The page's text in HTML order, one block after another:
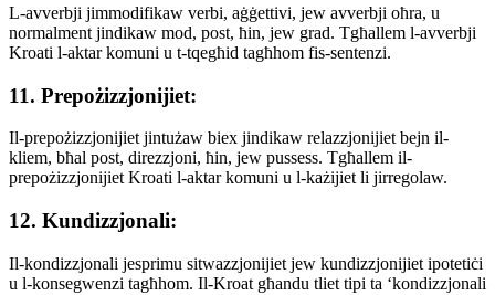
L-avverbji jimmodifikaw verbi, aġġettivi, jew avverbji oħra, u
normalment jindikaw mod, post, ħin, jew grad. Tgħallem l-avverbji
Kroati l-aktar komuni u t-tqegħid tagħhom fis-sentenzi.
11. Prepożizzjonijiet:
Il-prepożizzjonijiet jintużaw biex jindikaw relazzjonijiet bejn il-
kliem, bħal post, direzzjoni, ħin, jew pussess. Tgħallem il-
prepożizzjonijiet Kroati l-aktar komuni u l-każijiet li jirregolaw.
12. Kundizzjonali:
Il-kondizzjonali jesprimu sitwazzjonijiet jew kundizzjonijiet ipotetiċi
u l-konsegwenzi tagħhom. Il-Kroat għandu tliet tipi ta ‘kondizzjonali